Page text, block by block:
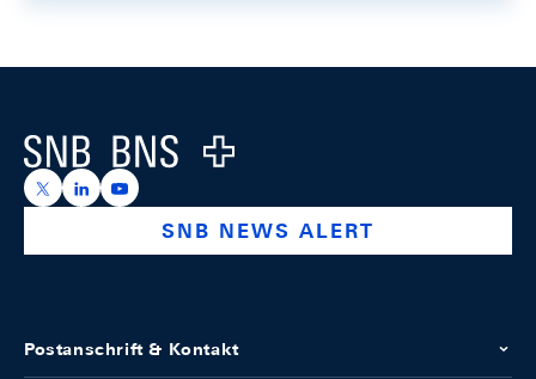
Logo
https://x.com/snb_bns
https://ch.linkedin.com/company/swiss-national-
https://www.youtube.com/@swissnationalbank
SNB NEWS ALERT
Postanschrift & Kontakt